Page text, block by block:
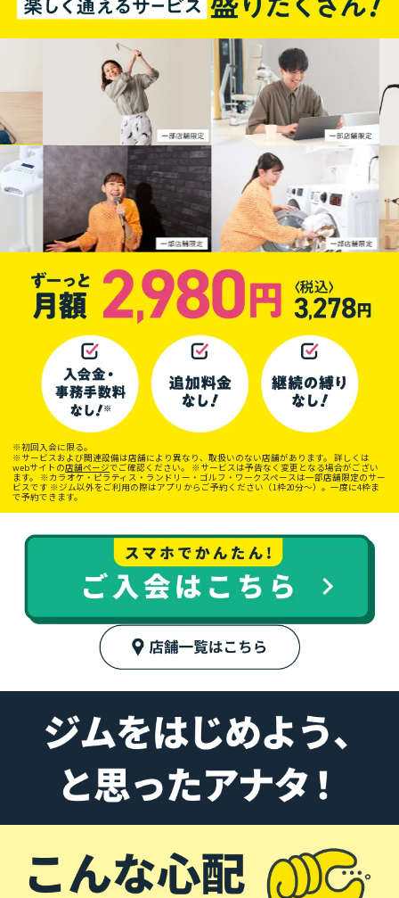
※初回入会に限る。
※サービスおよび関連設備は店舗により異なり、取扱いのない店舗があります。 詳しくは
webサイトの店舗ページでご確認ください。 ※サービスは予告なく変更となる場合がござい
ます。 ※カラオケ・ピラティス・ランドリー・ゴルフ・ワークスペースは一部店舗限定のサー
ビスです ※ジム以外をご利用の際はアプリからご予約ください（1枠20分〜）。一度に4枠ま
で予約できます。